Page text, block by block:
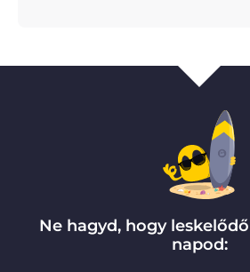
Ne hagyd, hogy
napod: